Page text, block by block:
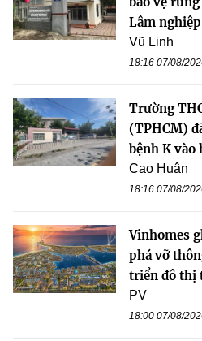
Lâm
Vũ Linh
18:16 07/08/
Trường
(TPHCM)
bệnh K vào
Cao Huân
18:16 07/08/
Vinhomes
phá vỡ
triển đô thị
PV
18:00 07/08/